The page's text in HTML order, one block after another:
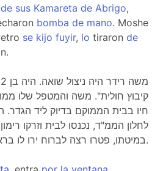
de sus Kamareta de Abrigo,
bomba de mano. Moshe
se kijo fuyir, lo tiraron de
קיבוץ חולית". משה והמטפל שלו
חיו בבית הממוקם בדיוק ליד הגדר.
במיטתו, פטרו רצה לברוח ירו לו בראש והרגו אותו.